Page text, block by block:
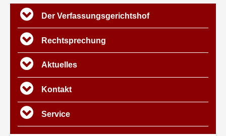
Übersicht
Der Verfassungs­gerichtshof
Rechtsprechung
Aktuelles
Kontakt
Service